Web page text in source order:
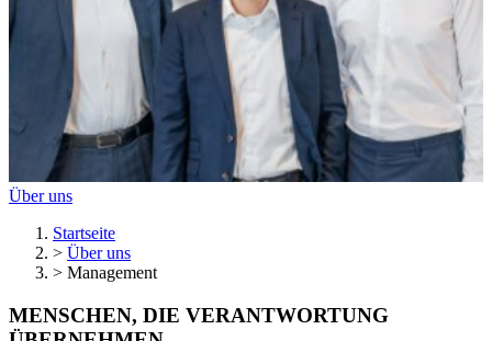
Über uns
Startseite
> Über uns
> Management
MENSCHEN, DIE VERANTWORTUNG